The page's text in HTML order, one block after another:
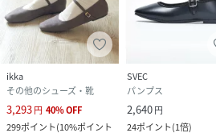
ikka
その他のシューズ・靴
3,293円 40%OFF
299ポイント(10%ポイント
SVEC
パンプス
2,640円
24ポイント(1倍)